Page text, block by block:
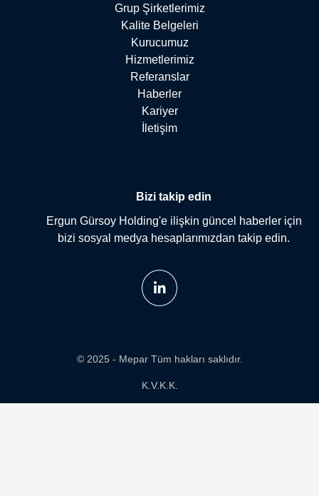
© 2025 - Mepar Tüm hakları saklıdır.
K.V.K.K.
Grup Şirketlerimiz
Kalite Belgeleri
Kurucumuz
Hizmetlerimiz
Referanslar
Haberler
Kariyer
İletişim
Bizi takip edin
Ergun Gürsoy Holding'e ilişkin güncel haberler için
bizi sosyal medya hesaplarımızdan takip edin.